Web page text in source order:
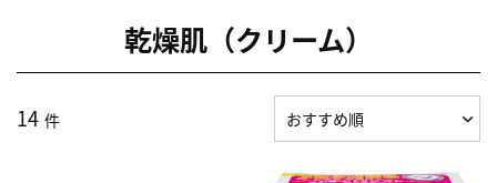
乾燥肌（クリーム）
14 件